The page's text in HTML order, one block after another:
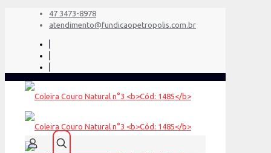
47 3473-8978
atendimento@fundicaopetropolis.com.br